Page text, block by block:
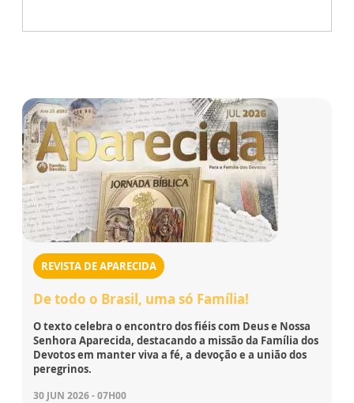
REVISTA DE APARECIDA
De todo o Brasil, uma só Família!
O texto celebra o encontro dos fiéis com Deus e Nossa
Senhora Aparecida, destacando a missão da Família dos
Devotos em manter viva a fé, a devoção e a união dos
peregrinos.
30 JUN 2026 - 07H00